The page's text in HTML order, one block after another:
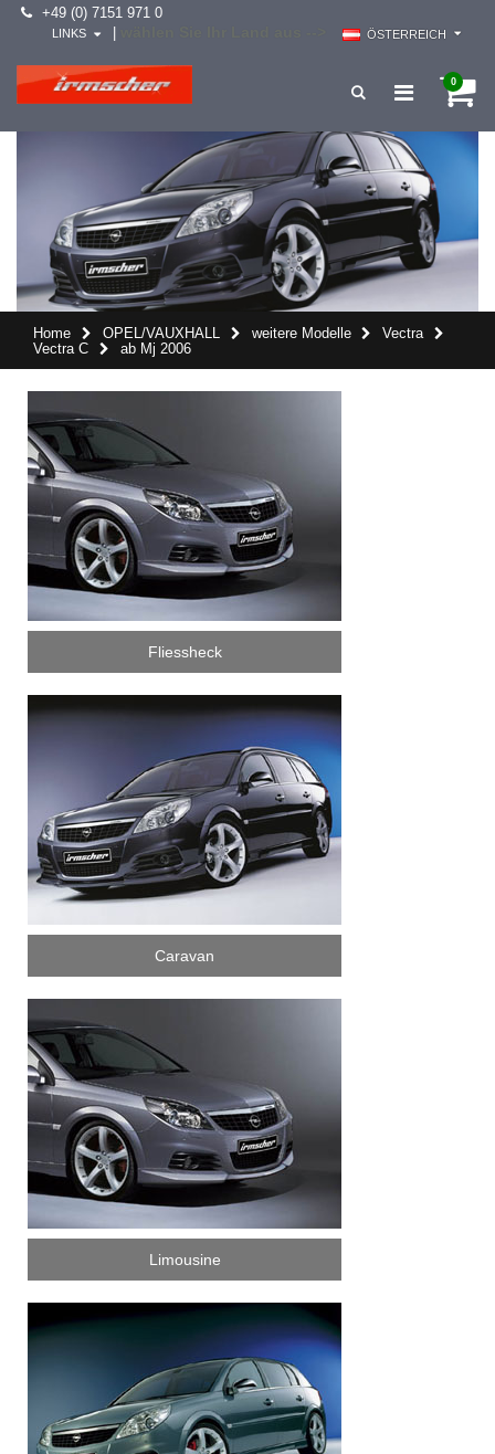
+49 (0) 7151 971 0
ÖSTERREICH
LINKS
0
Home OPEL/VAUXHALL weitere Modelle
Vectra
Vectra C
ab Mj 2006
Fliessheck
Caravan
Limousine